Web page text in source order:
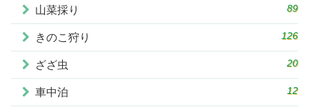
山菜採り 89
きのこ狩り 126
ざざ虫 20
車中泊 12